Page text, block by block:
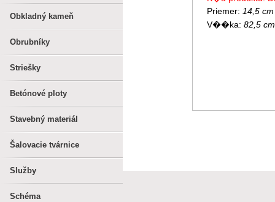
Obkladný kameň
Obrubníky
Striešky
Betónové ploty
Stavebný materiál
Šalovacie tvárnice
Služby
Schéma
Priemer: 14,5 cm
V��ka: 82,5 cm